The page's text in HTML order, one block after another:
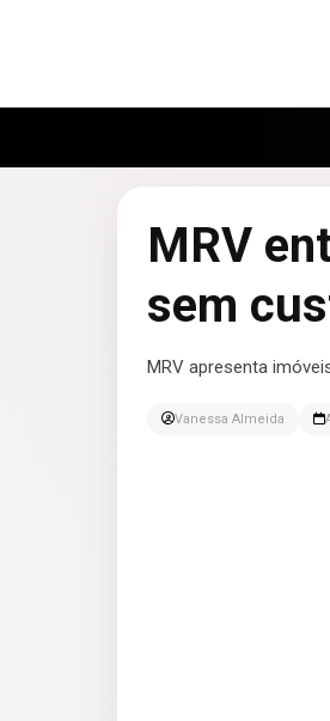
MRV
sem
MRV apresenta
Vanessa Almeida